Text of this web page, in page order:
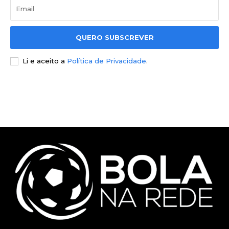
QUERO SUBSCREVER
Li e aceito a Política de Privacidade.